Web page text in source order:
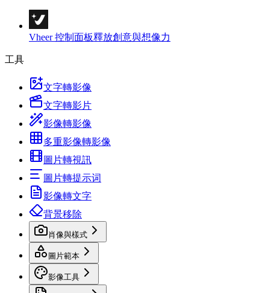
Vheer 控制面板釋放創意與想像力
工具
文字轉影像
文字轉影片
影像轉影像
多重影像轉影像
圖片轉視訊
圖片轉提示词
影像轉文字
背景移除
肖像與樣式
圖片範本
影像工具